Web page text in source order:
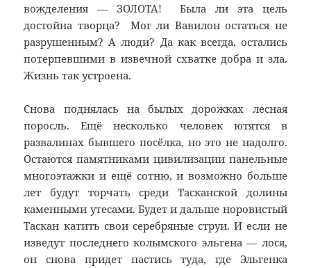
вожделения — ЗОЛОТА! Была ли эта цель
достойна творца? Мог ли Вавилон остаться не
разрушенным? А люди? Да как всегда, остались
потерпевшими в извечной схватке добра и зла.
Жизнь так устроена.
Снова поднялась на былых дорожках лесная
поросль. Ещё несколько человек ютятся в
развалинах бывшего посёлка, но это не надолго.
Остаются памятниками цивилизации панельные
многоэтажки и ещё сотню, и возможно больше
лет будут торчать среди Тасканской долины
каменными утесами. Будет и дальше норовистый
Таскан катить свои серебряные струи. И если не
изведут последнего колымского эльгена — лося,
он снова придет пастись туда, где Эльгенка